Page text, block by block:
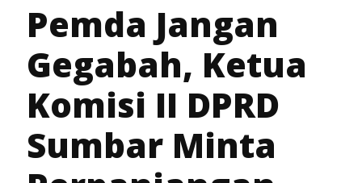
Pemda Jangan
Gegabah, Ketua
Komisi II DPRD
Sumbar Minta